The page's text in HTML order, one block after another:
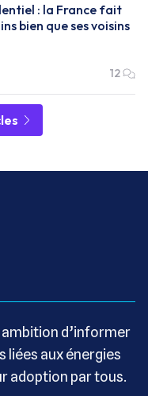
: la France fait
bien que ses voisins
12
d’informer
liées aux énergies
adoption par tous.